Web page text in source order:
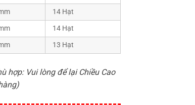
14 Hạt
14 Hạt
13 Hạt
hợp: Vui lòng để lại Chiều Cao